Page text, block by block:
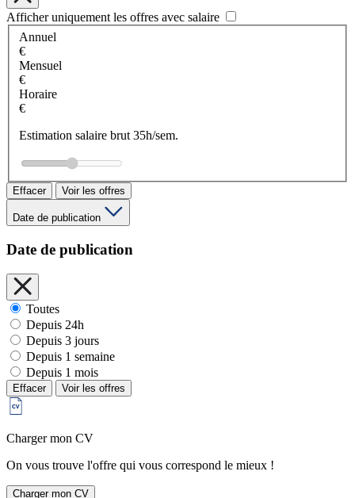
Afficher uniquement les offres avec salaire
Annuel
€
Mensuel
€
Horaire
€
Estimation salaire brut 35h/sem.
Effacer Voir les offres
Date de publication
Date de publication
Toutes
Depuis 24h
Depuis 3 jours
Depuis 1 semaine
Depuis 1 mois
Effacer Voir les offres
Charger mon CV
On vous trouve l'offre qui vous correspond le mieux !
Charger mon CV